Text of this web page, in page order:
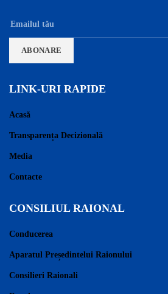
LINK-URI RAPIDE
Acasă
Transparența Decizională
Media
Contacte
CONSILIUL RAIONAL
Conducerea
Aparatul Președintelui Raionului
Consilieri Raionali